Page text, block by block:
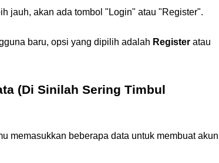
jauh, akan ada tombol "Login" atau "Register".
baru, opsi yang dipilih adalah Register atau
(Di Sinilah Sering Timbul
memasukkan beberapa data untuk membuat